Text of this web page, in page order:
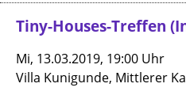
Tiny-Houses-Treffen
Mi, 13.03.2019, 19:00 Uhr
Villa Kunigunde, Mittlerer